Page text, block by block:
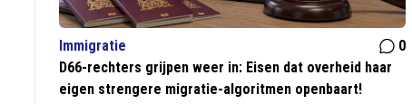
Immigratie
0
D66-rechters grijpen weer in: Eisen dat overheid haar
eigen strengere migratie-algoritmen openbaart!